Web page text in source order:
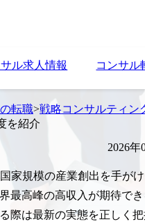
ル求人情報 コンサル
転職>戦略コンサルティン
を紹介
2026年
家規模の産業創出を手が
最高峰の高収入が期待でき
際は最新の実態を正しく把